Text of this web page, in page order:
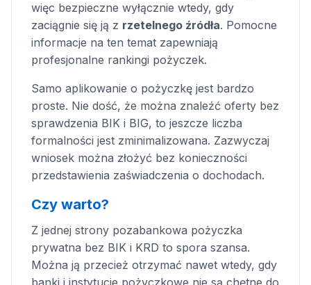
więc bezpieczne wyłącznie wtedy, gdy
zaciągnie się ją z rzetelnego źródła. Pomocne
informacje na ten temat zapewniają
profesjonalne rankingi pożyczek.
Samo aplikowanie o pożyczkę jest bardzo
proste. Nie dość, że można znaleźć oferty bez
sprawdzenia BIK i BIG, to jeszcze liczba
formalności jest zminimalizowana. Zazwyczaj
wniosek można złożyć bez konieczności
przedstawienia zaświadczenia o dochodach.
Czy warto?
Z jednej strony pozabankowa pożyczka
prywatna bez BIK i KRD to spora szansa.
Można ją przecież otrzymać nawet wtedy, gdy